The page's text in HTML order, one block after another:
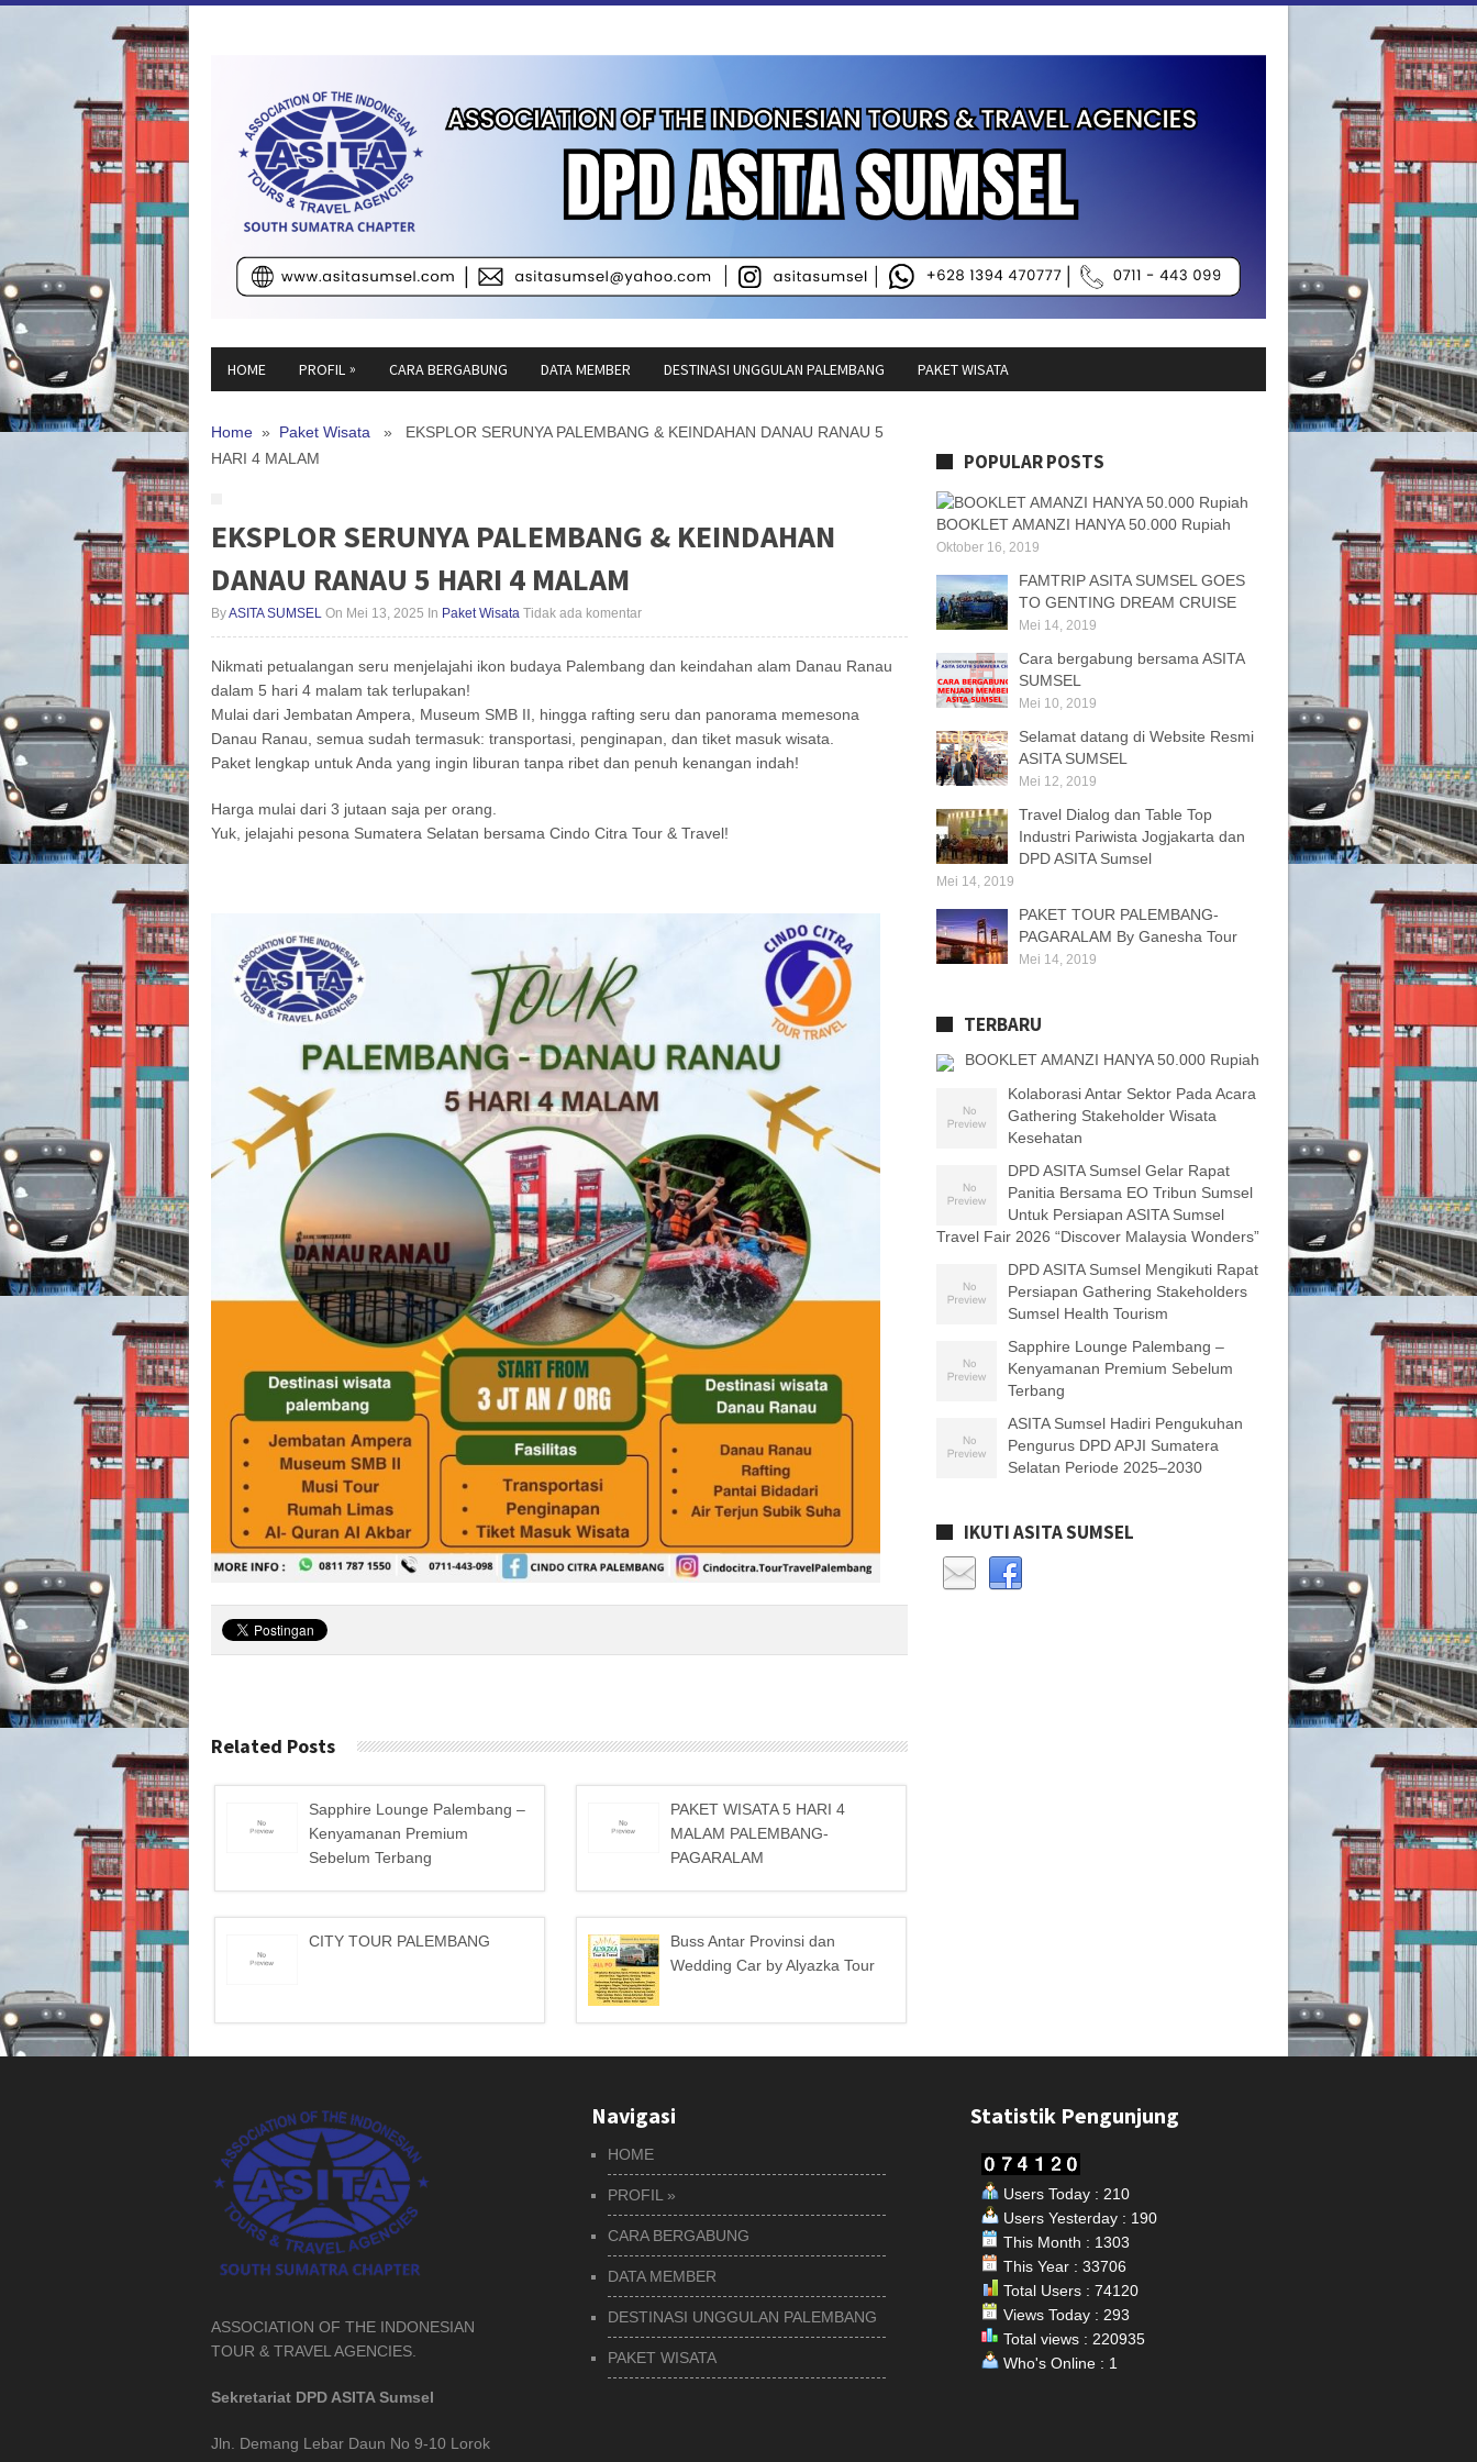
HOME PROFIL » CARA BERGABUNG DATA MEMBER DESTINASI UNGGULAN PALEMBANG PAKET WISATA
Home » Paket Wisata » EKSPLOR SERUNYA PALEMBANG & KEINDAHAN DANAU RANAU 5
HARI 4 MALAM
EKSPLOR SERUNYA PALEMBANG & KEINDAHAN
DANAU RANAU 5 HARI 4 MALAM
ByASITA SUMSEL On Mei 13, 2025 In Paket Wisata Tidak ada komentar
Nikmati petualangan seru menjelajahi ikon budaya Palembang dan keindahan alam Danau Ranau
dalam 5 hari 4 malam tak terlupakan!
Mulai dari Jembatan Ampera, Museum SMB II, hingga rafting seru dan panorama memesona
Danau Ranau, semua sudah termasuk: transportasi, penginapan, dan tiket masuk wisata.
Paket lengkap untuk Anda yang ingin liburan tanpa ribet dan penuh kenangan indah!
Harga mulai dari 3 jutaan saja per orang.
Yuk, jelajahi pesona Sumatera Selatan bersama Cindo Citra Tour & Travel!
Related Posts
Sapphire Lounge Palembang –
Kenyamanan Premium
Sebelum Terbang
PAKET WISATA 5 HARI 4
MALAM PALEMBANG-
PAGARALAM
CITY TOUR PALEMBANG
Buss Antar Provinsi dan
Wedding Car by Alyazka Tour
POPULAR POSTS
BOOKLET AMANZI HANYA 50.000 Rupiah
Oktober 16, 2019
FAMTRIP ASITA SUMSEL GOES
TO GENTING DREAM CRUISE
Mei 14, 2019
Cara bergabung bersama ASITA
SUMSEL
Mei 10, 2019
Selamat datang di Website Resmi
ASITA SUMSEL
Mei 12, 2019
Travel Dialog dan Table Top
Industri Pariwista Jogjakarta dan
DPD ASITA Sumsel
Mei 14, 2019
PAKET TOUR PALEMBANG-
PAGARALAM By Ganesha Tour
Mei 14, 2019
TERBARU
BOOKLET AMANZI HANYA 50.000 Rupiah
Kolaborasi Antar Sektor Pada Acara
Gathering Stakeholder Wisata
Kesehatan
DPD ASITA Sumsel Gelar Rapat
Panitia Bersama EO Tribun Sumsel
Untuk Persiapan ASITA Sumsel
Travel Fair 2026 “Discover Malaysia Wonders”
DPD ASITA Sumsel Mengikuti Rapat
Persiapan Gathering Stakeholders
Sumsel Health Tourism
Sapphire Lounge Palembang –
Kenyamanan Premium Sebelum
Terbang
ASITA Sumsel Hadiri Pengukuhan
Pengurus DPD APJI Sumatera
Selatan Periode 2025–2030
IKUTI ASITA SUMSEL
ASSOCIATION OF THE INDONESIAN
TOUR & TRAVEL AGENCIES.
Sekretariat DPD ASITA Sumsel
Jln. Demang Lebar Daun No 9-10 Lorok
Navigasi
HOME
PROFIL »
CARA BERGABUNG
DATA MEMBER
DESTINASI UNGGULAN PALEMBANG
PAKET WISATA
Statistik Pengunjung
Users Today : 210
Users Yesterday : 190
This Month : 1303
This Year : 33706
Total Users : 74120
Views Today : 293
Total views : 220935
Who's Online : 1